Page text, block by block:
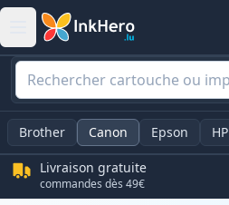
Brother Canon Epson HP
Livraison gratuite
commandes dès 49€